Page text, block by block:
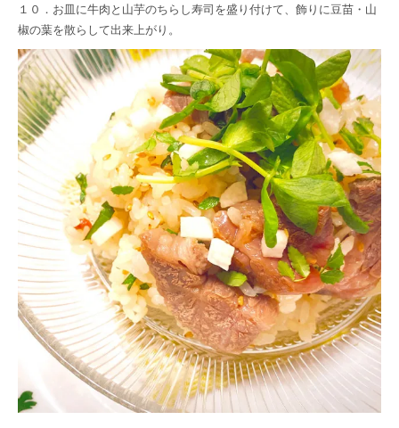
１０．お皿に牛肉と山芋のちらし寿司を盛り付けて、飾りに豆苗・山
椒の葉を散らして出来上がり。